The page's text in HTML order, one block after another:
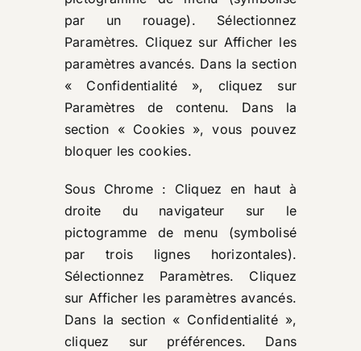
par un rouage). Sélectionnez
Paramètres. Cliquez sur Afficher les
paramètres avancés. Dans la section
« Confidentialité », cliquez sur
Paramètres de contenu. Dans la
section « Cookies », vous pouvez
bloquer les cookies.
Sous Chrome : Cliquez en haut à
droite du navigateur sur le
pictogramme de menu (symbolisé
par trois lignes horizontales).
Sélectionnez Paramètres. Cliquez
sur Afficher les paramètres avancés.
Dans la section « Confidentialité »,
cliquez sur préférences. Dans